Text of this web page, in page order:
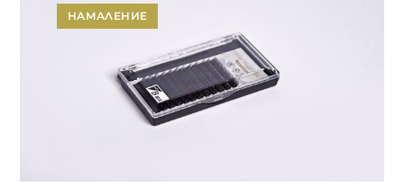
НАМАЛЕНИЕ